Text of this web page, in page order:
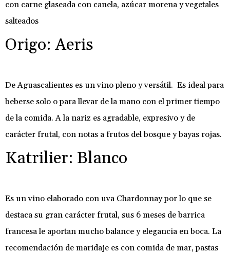
con carne glaseada con canela, azúcar morena y vegetales
salteados
Origo: Aeris
De Aguascalientes es un vino pleno y versátil. Es ideal para
beberse solo o para llevar de la mano con el primer tiempo
de la comida. A la nariz es agradable, expresivo y de
carácter frutal, con notas a frutos del bosque y bayas rojas.
Katrilier: Blanco
Es un vino elaborado con uva Chardonnay por lo que se
destaca su gran carácter frutal, sus 6 meses de barrica
francesa le aportan mucho balance y elegancia en boca. La
recomendación de maridaje es con comida de mar, pastas